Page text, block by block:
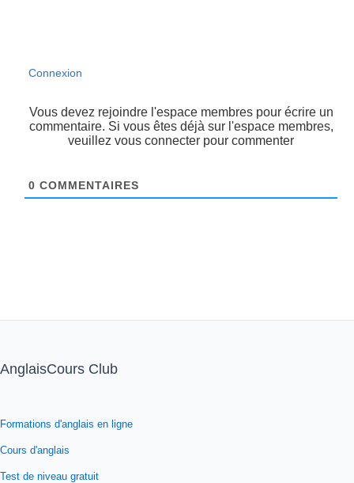
Connexion
Vous devez rejoindre l'espace membres pour écrire un
commentaire. Si vous êtes déjà sur l'espace membres,
veuillez vous connecter pour commenter
0 COMMENTAIRES
AnglaisCours Club
Formations d'anglais en ligne
Cours d'anglais
Test de niveau gratuit